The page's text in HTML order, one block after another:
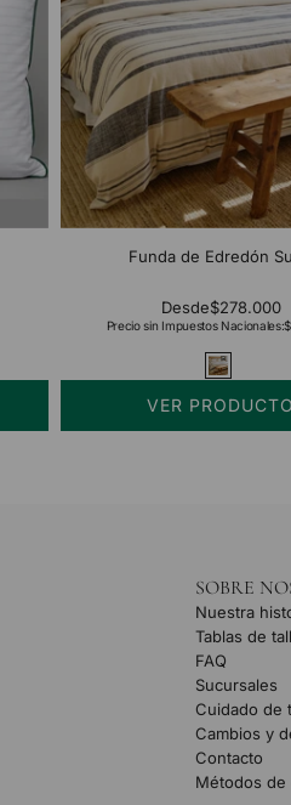
Funda de Edredón
Desde$278.000
Precio sin Impuestos Nacionales:
VER PRODUCTO
SOBRE
Nuestra
Tablas de
FAQ
Sucursales
Cuidado de
Cambios y
Contacto
Métodos de